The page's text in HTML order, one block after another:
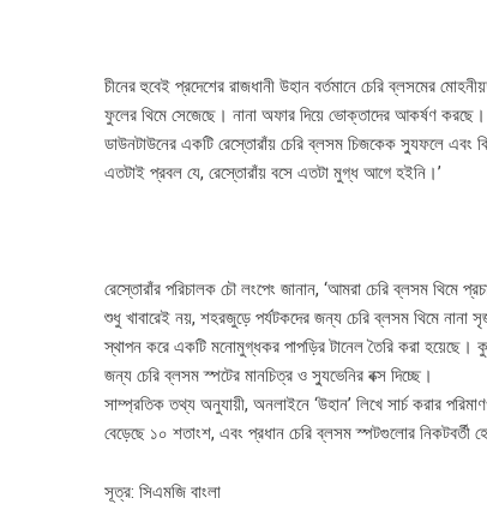
চীনের হুবেই প্রদেশের রাজধানী উহান বর্তমানে চেরি ব্লসমের
ফুলের থিমে সেজেছে। নানা অফার দিয়ে ভোক্তাদের আকর্ষণ
ডাউনটাউনের একটি রেস্তোরাঁয় চেরি ব্লসম চিজকেক স্যুফলে এবং
এতটাই প্রবল যে, রেস্তোরাঁয় বসে এতটা মুগ্ধ আগে হইনি।’
রেস্তোরাঁর পরিচালক চৌ লংপেং জানান, ‘আমরা চেরি ব্লসম থিমে
শুধু খাবারেই নয়, শহরজুড়ে পর্যটকদের জন্য চেরি ব্লসম থিমে
স্থাপন করে একটি মনোমুগ্ধকর পাপড়ির টানেল তৈরি করা হয়েছে।
জন্য চেরি ব্লসম স্পটের মানচিত্র ও স্যুভেনির বক্স দিচ্ছে।
সাম্প্রতিক তথ্য অনুযায়ী, অনলাইনে ‘উহান’ লিখে সার্চ করার
বেড়েছে ১০ শতাংশ, এবং প্রধান চেরি ব্লসম স্পটগুলোর নিকটবর্তী
সূত্র: সিএমজি বাংলা